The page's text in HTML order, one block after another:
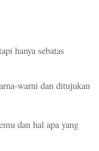
hanya sebatas
warni dan ditujukan
dan hal apa yang